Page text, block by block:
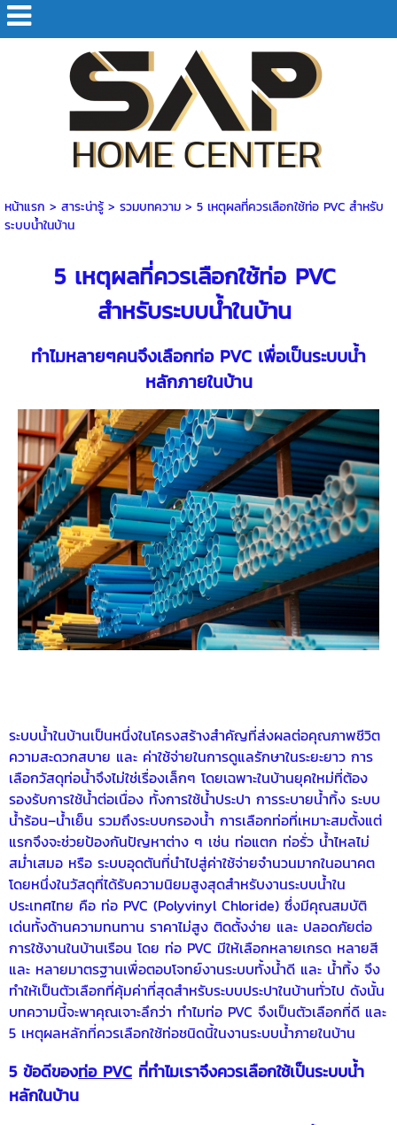
หน้าแรก > สาระน่ารู้ > รวมบทความ> 5 เหตุผลที่ควรเลือกใช้ท่อ PVC สำหรับ
ระบบน้ำในบ้าน
5 เหตุผลที่ควรเลือกใช้ท่อ PVC
สำหรับระบบน้ำในบ้าน
ทำไมหลายๆคนจึงเลือกท่อ PVC เพื่อเป็นระบบน้ำ
หลักภายในบ้าน
ระบบน้ำในบ้านเป็นหนึ่งในโครงสร้างสำคัญที่ส่งผลต่อคุณภาพชีวิต
ความสะดวกสบาย และ ค่าใช้จ่ายในการดูแลรักษาในระยะยาว การ
เลือกวัสดุท่อน้ำจึงไม่ใช่เรื่องเล็กๆ โดยเฉพาะในบ้านยุคใหม่ที่ต้อง
รองรับการใช้น้ำต่อเนื่อง ทั้งการใช้น้ำประปา การระบายน้ำทิ้ง ระบบ
น้ำร้อน–น้ำเย็น รวมถึงระบบกรองน้ำ การเลือกท่อที่เหมาะสมตั้งแต่
แรกจึงจะช่วยป้องกันปัญหาต่าง ๆ เช่น ท่อแตก ท่อรั่ว น้ำไหลไม่
สม่ำเสมอ หรือ ระบบอุดตันที่นำไปสู่ค่าใช้จ่ายจำนวนมากในอนาคต
โดยหนึ่งในวัสดุที่ได้รับความนิยมสูงสุดสำหรับงานระบบน้ำใน
ประเทศไทย คือ ท่อ PVC (Polyvinyl Chloride) ซึ่งมีคุณสมบัติ
เด่นทั้งด้านความทนทาน ราคาไม่สูง ติดตั้งง่าย และ ปลอดภัยต่อ
การใช้งานในบ้านเรือน โดย ท่อ PVC มีให้เลือกหลายเกรด หลายสี
และ หลายมาตรฐานเพื่อตอบโจทย์งานระบบทั้งน้ำดี และ น้ำทิ้ง จึง
ทำให้เป็นตัวเลือกที่คุ้มค่าที่สุดสำหรับระบบประปาในบ้านทั่วไป ดังนั้น
บทความนี้จะพาคุณเจาะลึกว่า ทำไมท่อ PVC จึงเป็นตัวเลือกที่ดี และ
5 เหตุผลหลักที่ควรเลือกใช้ท่อชนิดนี้ในงานระบบน้ำภายในบ้าน
5 ข้อดีของท่อ PVC ที่ทำไมเราจึงควรเลือกใช้เป็นระบบน้ำ
หลักในบ้าน